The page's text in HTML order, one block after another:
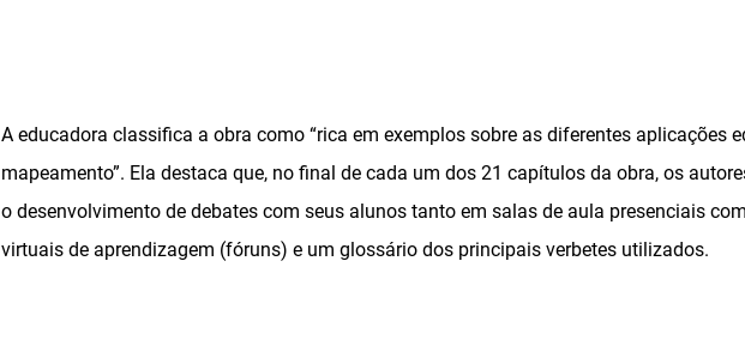
A educadora classifica a obra como “rica em exemplos sobre as diferentes aplicações
mapeamento”. Ela destaca que, no final de cada um dos 21 capítulos da obra, os
o desenvolvimento de debates com seus alunos tanto em salas de aula presenciais
virtuais de aprendizagem (fóruns) e um glossário dos principais verbetes utilizados.